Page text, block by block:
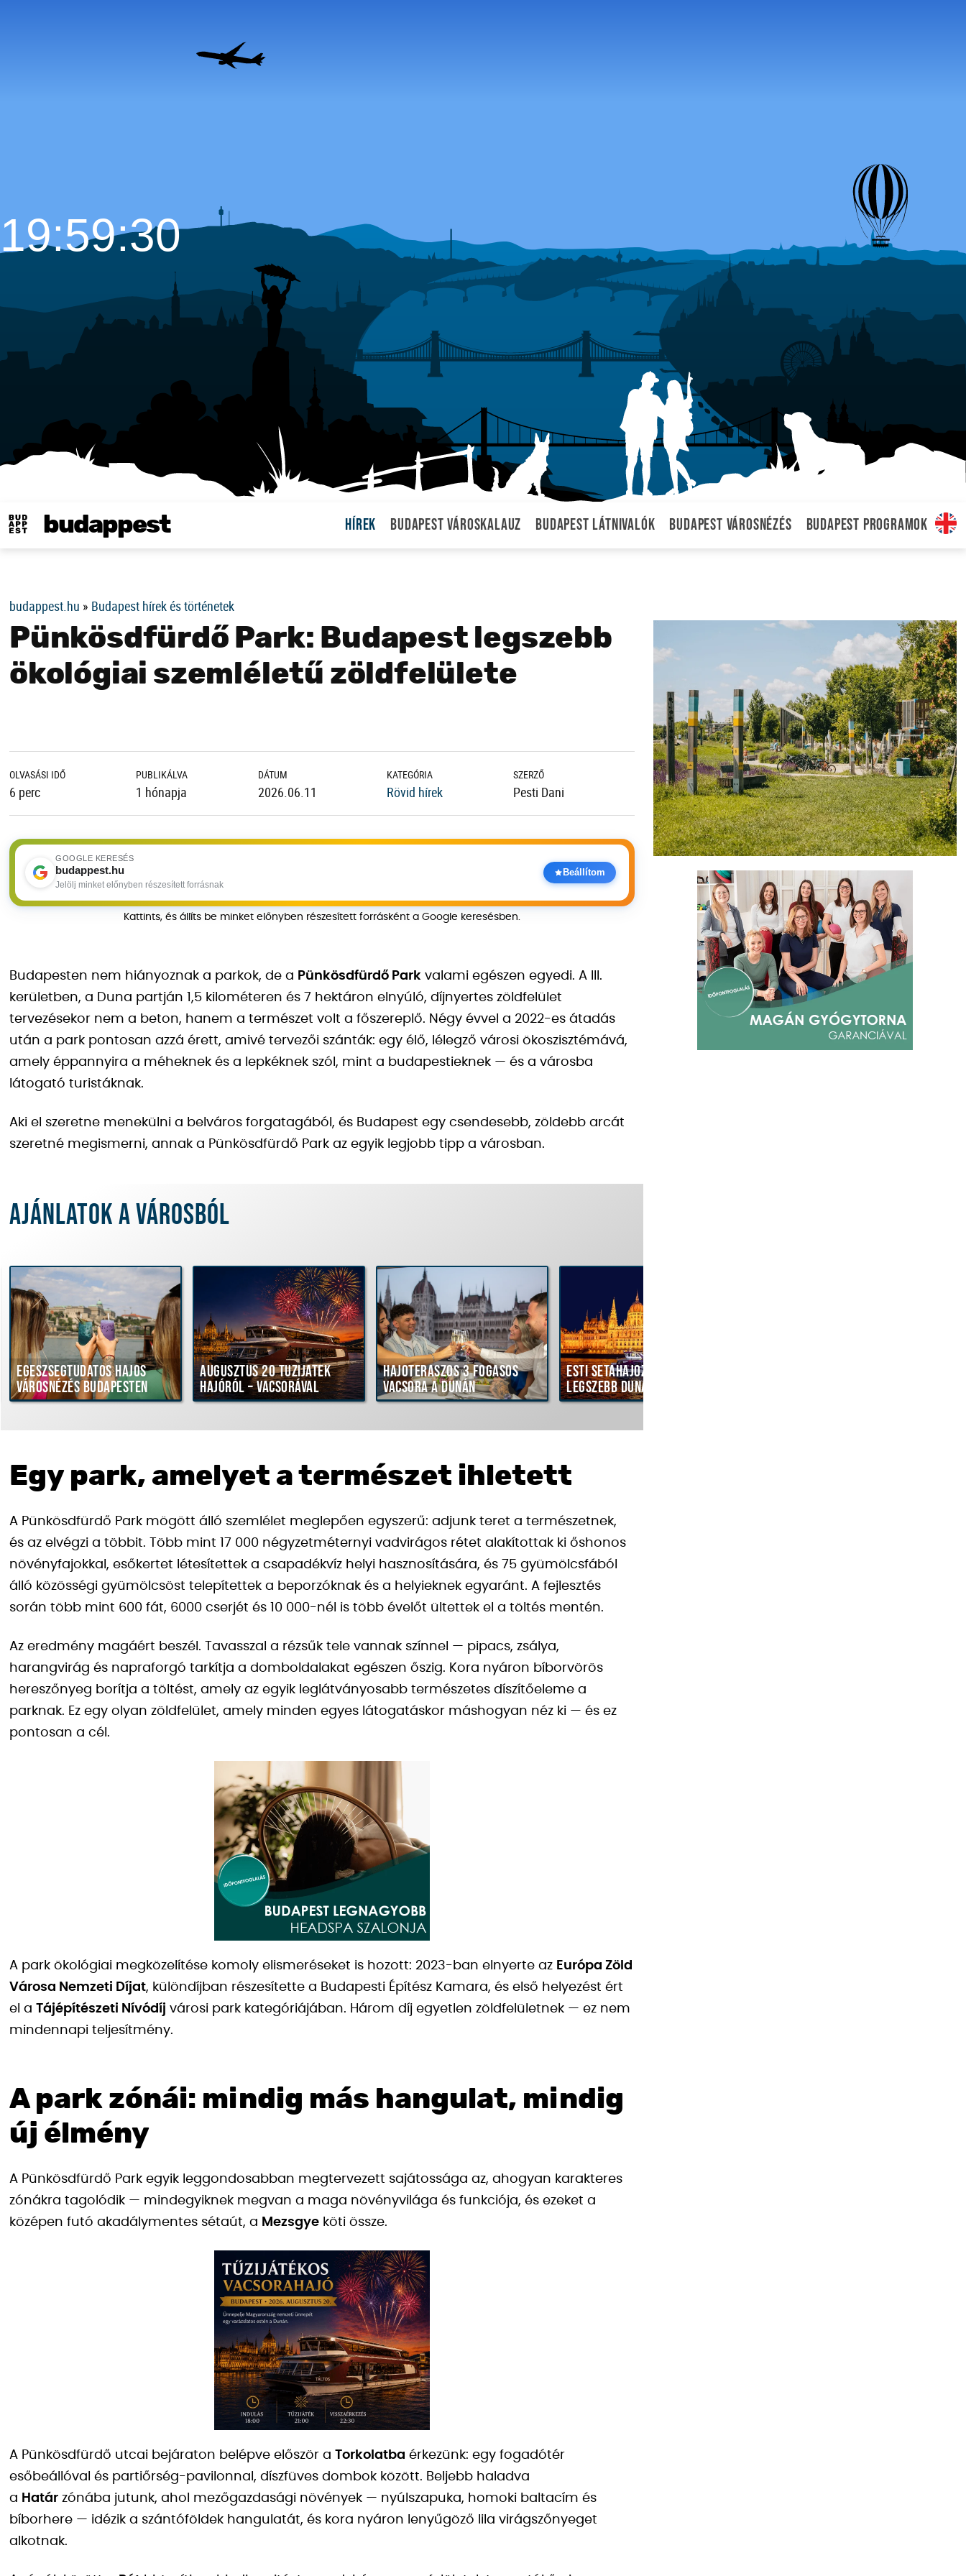
budappest Hírek Budapest városkalauz Budapest látnivalók Budapest városnézés Budapest programok
19:59:31
budappest.hu » Budapest hírek és történetek
Pünkösdfürdő Park: Budapest legszebb
ökológiai szemléletű zöldfelülete
OLVASÁSI IDŐ
6 perc
PUBLIKÁLVA
1 hónapja
DÁTUM
2026.06.11
KATEGÓRIA
Rövid hírek
SZERZŐ
Pesti Dani
GOOGLE KERESÉS
budappest.hu
Jelölj minket előnyben részesített forrásnak
Beállítom
Kattints, és állíts be minket előnyben részesített forrásként a Google keresésben.
Budapesten nem hiányoznak a parkok, de a Pünkösdfürdő Park valami egészen egyedi. A III.
kerületben, a Duna partján 1,5 kilométeren és 7 hektáron elnyúló, díjnyertes zöldfelület
tervezésekor nem a beton, hanem a természet volt a főszereplő. Négy évvel a 2022-es átadás
után a park pontosan azzá érett, amivé tervezői szánták: egy élő, lélegző városi ökoszisztémává,
amely éppannyira a méheknek és a lepkéknek szól, mint a budapestieknek — és a városba
látogató turistáknak.
Aki el szeretne menekülni a belváros forgatagából, és Budapest egy csendesebb, zöldebb arcát
szeretné megismerni, annak a Pünkösdfürdő Park az egyik legjobb tipp a városban.
Ajánlatok a városból
Egészségtudatos hajós
városnézés Budapesten
Augusztus 20 tűzijáték
hajóról – vacsorával
Hajóteraszos 3 fogásos
vacsora a Dunán
Esti sétahajózás Budapest
legszebb dunai szakaszán
Egy park, amelyet a természet ihletett
A Pünkösdfürdő Park mögött álló szemlélet meglepően egyszerű: adjunk teret a természetnek,
és az elvégzi a többit. Több mint 17 000 négyzetméternyi vadvirágos rétet alakítottak ki őshonos
növényfajokkal, esőkertet létesítettek a csapadékvíz helyi hasznosítására, és 75 gyümölcsfából
álló közösségi gyümölcsöst telepítettek a beporzóknak és a helyieknek egyaránt. A fejlesztés
során több mint 600 fát, 6000 cserjét és 10 000-nél is több évelőt ültettek el a töltés mentén.
Az eredmény magáért beszél. Tavasszal a rézsűk tele vannak színnel — pipacs, zsálya,
harangvirág és napraforgó tarkítja a domboldalakat egészen őszig. Kora nyáron bíborvörös
hereszőnyeg borítja a töltést, amely az egyik leglátványosabb természetes díszítőeleme a
parknak. Ez egy olyan zöldfelület, amely minden egyes látogatáskor máshogyan néz ki — és ez
pontosan a cél.
A park ökológiai megközelítése komoly elismeréseket is hozott: 2023-ban elnyerte az Európa Zöld
Városa Nemzeti Díjat, különdíjban részesítette a Budapesti Építész Kamara, és első helyezést ért
el a Tájépítészeti Nívódíj városi park kategóriájában. Három díj egyetlen zöldfelületnek — ez nem
mindennapi teljesítmény.
A park zónái: mindig más hangulat, mindig
új élmény
A Pünkösdfürdő Park egyik leggondosabban megtervezett sajátossága az, ahogyan karakteres
zónákra tagolódik — mindegyiknek megvan a maga növényvilága és funkciója, és ezeket a
középen futó akadálymentes sétaút, a Mezsgye köti össze.
A Pünkösdfürdő utcai bejáraton belépve először a Torkolatba érkezünk: egy fogadótér
esőbeállóval és partiőrség-pavilonnal, díszfüves dombok között. Beljebb haladva
a Határ zónába jutunk, ahol mezőgazdasági növények — nyúlszapuka, homoki baltacím és
bíborhere — idézik a szántóföldek hangulatát, és kora nyáron lenyűgöző lila virágszőnyeget
alkotnak.